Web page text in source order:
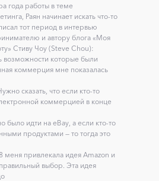
года работы в теме
Раян начинает искать что-то
тот период в интервью
и автору блога «Моя
Стиву Чоу (Steve Chou):
возможности которые были
коммерция мне показалась
сказать, что если кто-то
коммерцией в конце
было идти на eBay, а если кто-то
продуктами — то тогда это
меня привлекала идея Amazon и
выбор. Эта идея